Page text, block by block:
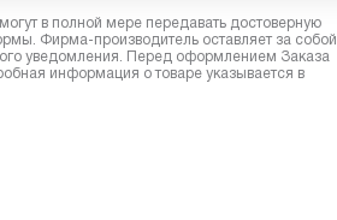
в полной мере передавать достоверную
Фирма-производитель оставляет за собой
уведомления. Перед оформлением Заказа
информация о товаре указывается в